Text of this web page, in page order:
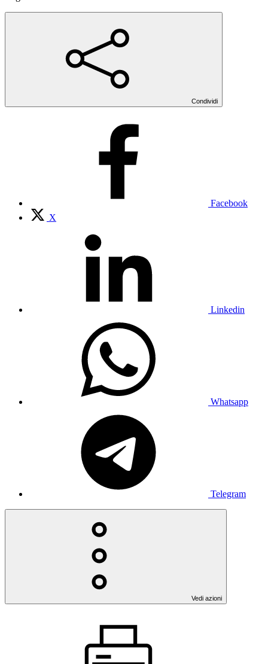
Condividi
Facebook
X
Linkedin
Whatsapp
Telegram
Vedi azioni